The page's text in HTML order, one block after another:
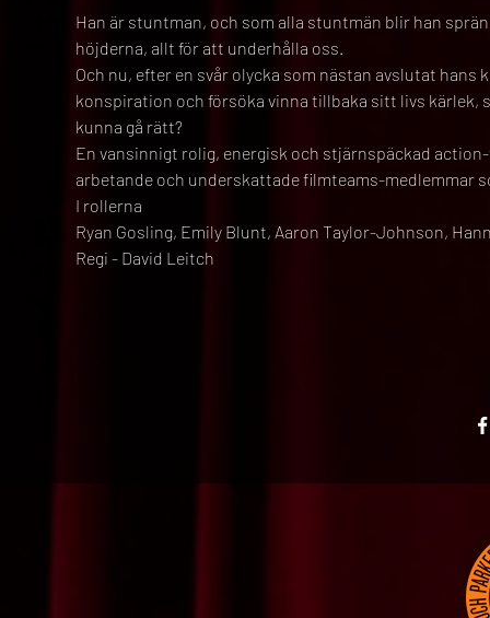
Han är stuntman, och som alla stuntmän blir han
höjderna, allt för att underhålla oss.
Och nu, efter en svår olycka som nästan avslutat
konspiration och försöka vinna tillbaka sitt livs kärlek,
kunna gå rätt?
En vansinnigt rolig, energisk och stjärnspäckad
arbetande och underskattade filmteams-medlemmar
I rollerna
Ryan Gosling, Emily Blunt, Aaron Taylor-Johnson,
Regi - David Leitch